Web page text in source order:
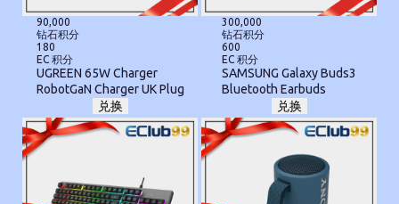
90,000
钻石积分
180
EC 积分
UGREEN 65W Charger
RobotGaN Charger UK Plug
兑换
300,000
钻石积分
600
EC 积分
SAMSUNG Galaxy Buds3
Bluetooth Earbuds
兑换